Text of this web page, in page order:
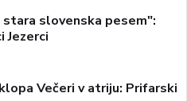
slovenska pesem":
Jezerci
Večeri v atriju: Prifarski